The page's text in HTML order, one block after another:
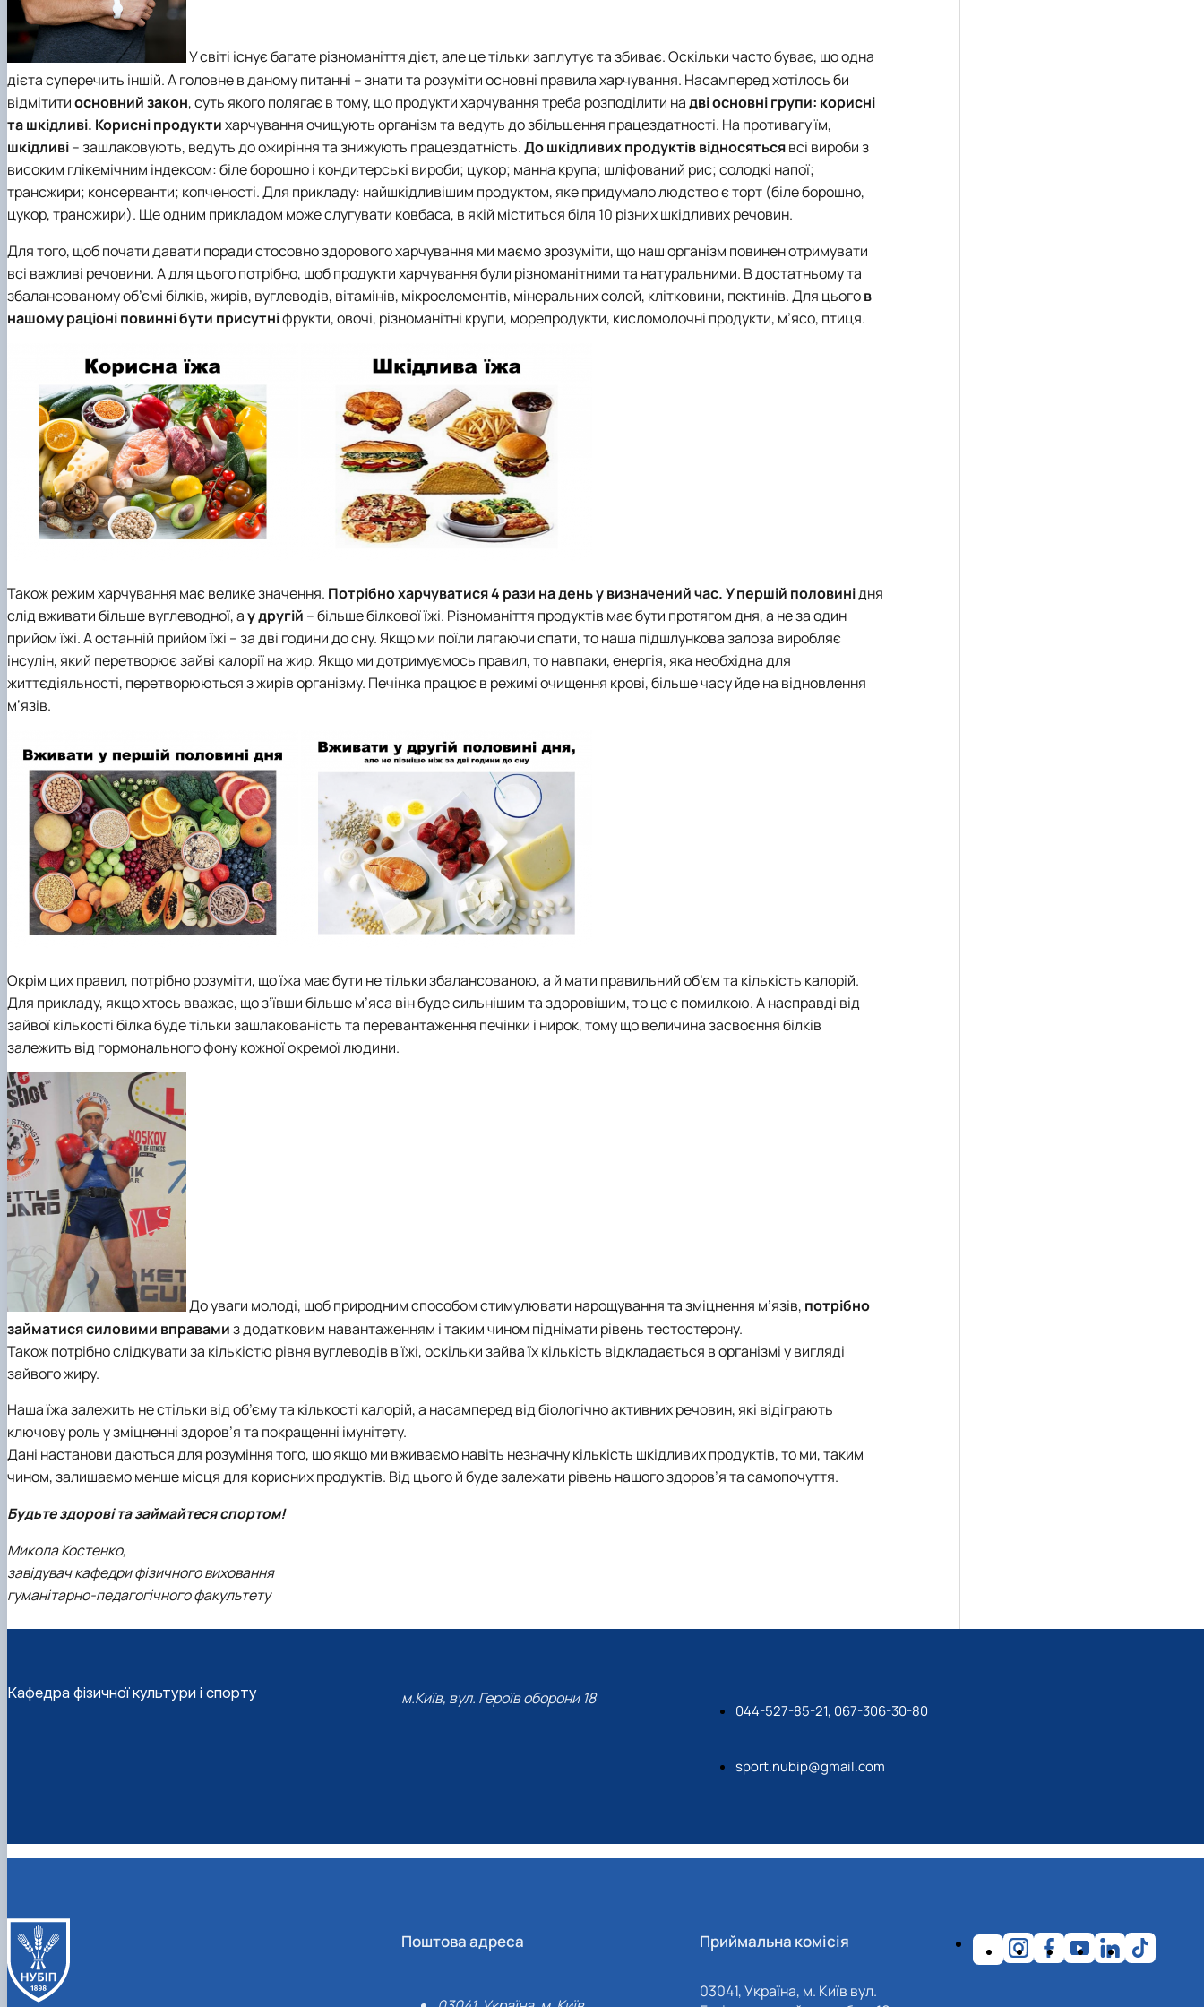
У світі існує багате різноманіття дієт, але це тільки заплутує та збиває. Оскільки часто буває, що одна
дієта суперечить іншій. А головне в даному питанні – знати та розуміти основні правила харчування. Насамперед хотілось би
відмітитиосновний закон, суть якого полягає в тому, що продукти харчування треба розподілити надві основні групи: корисні
та шкідливі. Корисні продуктихарчування очищують організм та ведуть до збільшення працездатності. На противагу їм,
шкідливі– зашлаковують, ведуть до ожиріння та знижують працездатність.До шкідливих продуктів відносятьсявсі вироби з
високим глікемічним індексом: біле борошно і кондитерські вироби; цукор; манна крупа; шліфований рис; солодкі напої;
трансжири; консерванти; копченості. Для прикладу: найшкідливішим продуктом, яке придумало людство є торт (біле борошно,
цукор, трансжири). Ще одним прикладом може слугувати ковбаса, в якій міститься біля 10 різних шкідливих речовин.
Для того, щоб почати давати поради стосовно здорового харчування ми маємо зрозуміти, що наш організм повинен отримувати
всі важливі речовини. А для цього потрібно, щоб продукти харчування були різноманітними та натуральними. В достатньому та
збалансованому об’ємі білків, жирів, вуглеводів, вітамінів, мікроелементів, мінеральних солей, клітковини, пектинів. Для цьогов
нашому раціоні повинні бути присутніфрукти, овочі, різноманітні крупи, морепродукти, кисломолочні продукти, м’ясо, птиця.
Також режим харчування має велике значення. Потрібно харчуватися 4 рази на день у визначений час. У першій половинідня
слід вживати більше вуглеводної, ау другій – більше білкової їжі. Різноманіття продуктів має бути протягом дня, а не за один
прийом їжі. А останній прийом їжі – за дві години до сну. Якщо ми поїли лягаючи спати, то наша підшлункова залоза виробляє
інсулін, який перетворює зайві калорії на жир. Якщо ми дотримуємось правил, то навпаки, енергія, яка необхідна для
життєдіяльності, перетворюються з жирів організму. Печінка працює в режимі очищення крові, більше часу йде на відновлення
м’язів.
Окрім цих правил, потрібно розуміти, що їжа має бути не тільки збалансованою, а й мати правильний об’єм та кількість калорій.
Для прикладу, якщо хтось вважає, що з’ївши більше м’яса він буде сильнішим та здоровішим, то це є помилкою. А насправді від
зайвої кількості білка буде тільки зашлакованість та перевантаження печінки і нирок, тому що величина засвоєння білків
залежить від гормонального фону кожної окремої людини.
До уваги молоді, щоб природним способом стимулювати нарощування та зміцнення м’язів, потрібно
займатися силовими вправамиз додатковим навантаженням і таким чином піднімати рівень тестостерону.
Також потрібно слідкувати за кількістю рівня вуглеводів в їжі, оскільки зайва їх кількість відкладається в організмі у вигляді
зайвого жиру.
Наша їжа залежить не стільки від об’єму та кількості калорій, а насамперед від біологічно активних речовин, які відіграють
ключову роль у зміцненні здоров’я та покращенні імунітету.
Дані настанови даються для розуміння того, що якщо ми вживаємо навіть незначну кількість шкідливих продуктів, то ми, таким
чином, залишаємо менше місця для корисних продуктів. Від цього й буде залежати рівень нашого здоров’я та самопочуття.
Будьте здорові та займайтеся спортом!
Микола Костенко,
завідувач кафедри фізичного виховання
гуманітарно-педагогічного факультету
Кафедра фізичної культури і спорту м.Київ, вул. Героїв оборони 18
044-527-85-21, 067-306-30-80
sport.nubip@gmail.com
Поштова адреса Приймальна комісія
03041, Україна, м. Київ вул.